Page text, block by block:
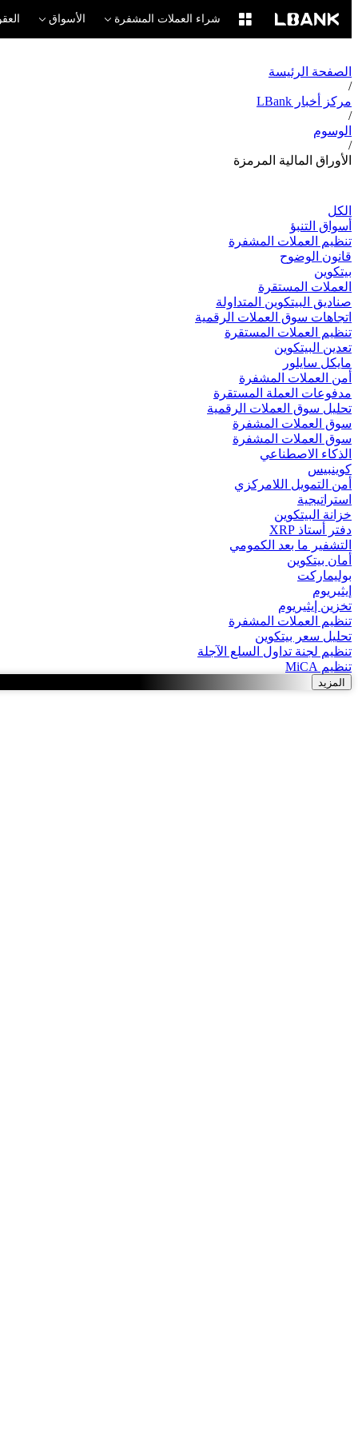
شراء العملات المشفرة الأسواق
الصفحة الرئيسة
/
مركز أخبار LBank
/
الوسوم
/
الأوراق المالية المرمزة
الكل
أسواق التنبؤ
تنظيم العملات المشفرة
قانون الوضوح
بيتكوين
العملات المستقرة
صناديق البيتكوين المتداولة
اتجاهات سوق العملات الرقمية
تنظيم العملات المستقرة
تعدين البيتكوين
مايكل سايلور
أمن العملات المشفرة
مدفوعات العملة المستقرة
تحليل سوق العملات الرقمية
سوق العملات المشفرة
سوق العملات المشفرة
الذكاء الاصطناعي
كوينبيس
أمن التمويل اللامركزي
استراتيجية
خزانة البيتكوين
دفتر أستاذ XRP
التشفير ما بعد الكمومي
أمان بيتكوين
بوليماركت
إيثيريوم
تخزين إيثيريوم
تنظيم العملات المشفرة
تحليل سعر بيتكوين
تنظيم لجنة تداول السلع الآجلة
تنظيم MiCA
المزيد